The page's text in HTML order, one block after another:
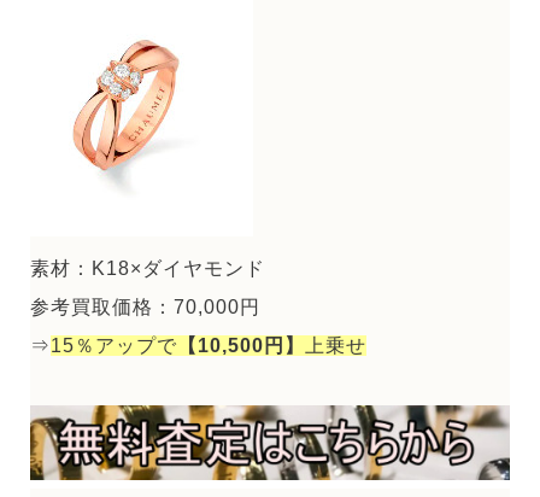
素材：K18×ダイヤモンド
参考買取価格：70,000円
⇒15％アップで 【10,500円】 上乗せ